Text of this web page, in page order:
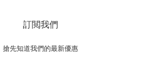
訂閲我們
搶先知道我們的最新優惠